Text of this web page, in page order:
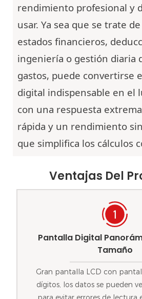
rendimiento profesional y
usar. Ya sea que se trate
estados financieros,
ingeniería o gestión diaria
gastos, puede convertirse
digital indispensable en el
con una respuesta
rápida y un rendimiento
que simplifica los cálculos
Ventajas Del
Pantalla Digital
Tamaño
Gran pantalla LCD con
dígitos, los datos se pueden